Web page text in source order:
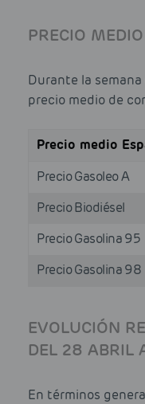
PRECIO
Durante la
precio medio de
Precio medio
Precio Gasoleo A
Precio Biodiésel
Precio Gasolina 95
Precio Gasolina 98
EVOLUCIÓN
DEL 28 ABRIL
En términos